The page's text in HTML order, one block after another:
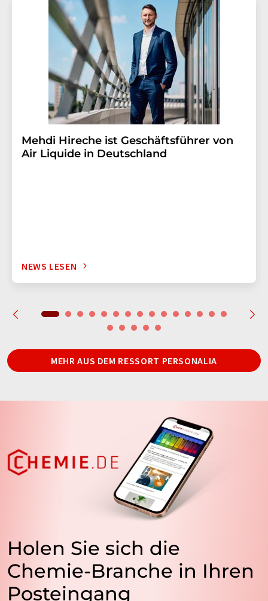
Mehdi Hireche ist Geschäftsführer von
Air Liquide in Deutschland
NEWS LESEN
MEHR AUS DEM RESSORT PERSONALIA
Holen Sie sich die
Chemie-Branche in Ihren
Posteingang